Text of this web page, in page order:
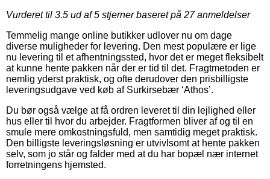
Vurderet til 3.5 ud af 5 stjerner baseret på 27anmeldelser
Temmelig mange online butikker udlover nu om dage
diverse muligheder for levering. Den mest populære er lige
nu levering til et afhentningssted, hvor det er meget fleksibelt
at kunne hente pakken når der er tid til det. Fragtmetoden er
nemlig yderst praktisk, og ofte derudover den prisbilligste
leveringsudgave ved køb af Surkirsebær ‘Athos’.
Du bør også vælge at få ordren leveret til din lejlighed eller
hus eller til hvor du arbejder. Fragtformen bliver af og til en
smule mere omkostningsfuld, men samtidig meget praktisk.
Den billigste leveringsløsning er utvivlsomt at hente pakken
selv, som jo står og falder med at du har bopæl nær internet
forretningens hjemsted.